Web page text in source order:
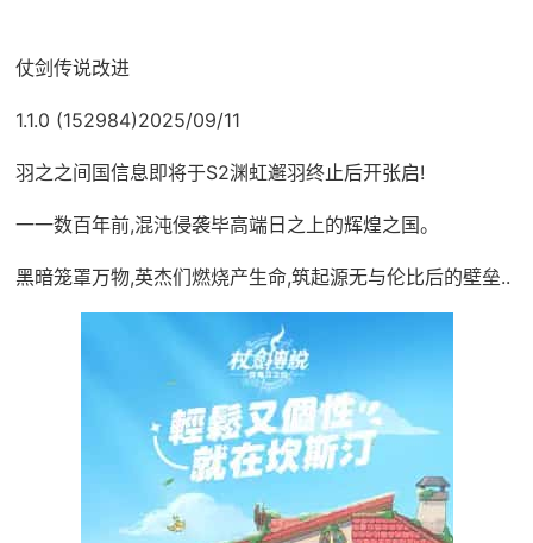
仗剑传说改进
1.1.0 (152984)2025/09/11
羽之之间国信息即将于S2渊虹邂羽终止后开张启!
一一数百年前,混沌侵袭毕高端日之上的辉煌之国。
黑暗笼罩万物,英杰们燃烧产生命,筑起源无与伦比后的壁垒..